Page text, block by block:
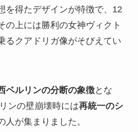
を得たデザインが特徴で、12
の上には勝利の女神ヴィクト
るクアドリガ像がそびえてい
ベルリンの分断の象徴とな
ンの壁崩壊時には再統一のシ
人が集まりました。